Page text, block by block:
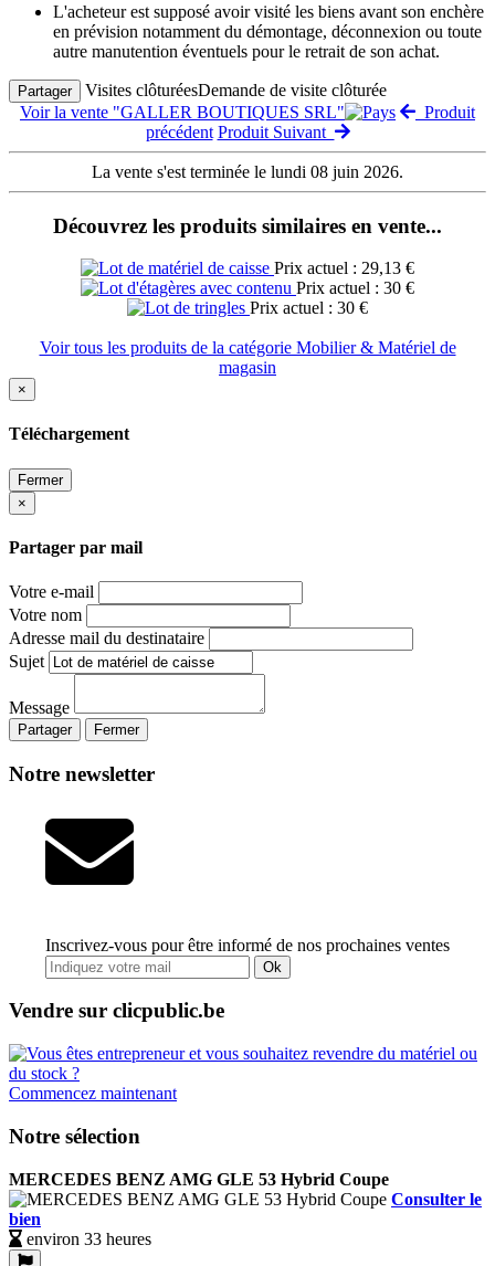
L'acheteur est supposé avoir visité les biens avant son enchère
en prévision notamment du démontage, déconnexion ou toute
autre manutention éventuels pour le retrait de son achat.
Partager Visites clôturéesDemande de visite clôturée
Voir la vente "GALLER BOUTIQUES SRL"
Produit
précédent Produit Suivant
La vente s'est terminée le lundi 08 juin 2026.
Découvrez les produits similaires en vente...
Prix actuel : 29,13 €
Prix actuel : 30 €
Prix actuel : 30 €
Voir tous les produits de la catégorie Mobilier & Matériel de
magasin
×
Téléchargement
Fermer
×
Partager par mail
Votre e-mail
Votre nom
Adresse mail du destinataire
Sujet
Message
Partager Fermer
Notre newsletter
Inscrivez-vous pour être informé de nos prochaines ventes
Ok
Vendre sur clicpublic.be
Commencez maintenant
Notre sélection
MERCEDES BENZ AMG GLE 53 Hybrid Coupe
Consulter le
bien
environ 33 heures